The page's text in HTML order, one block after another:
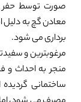
صورت توسط حفر
معادن گچ به دلیل
برداری می شود.
مرغوبترین و
منجر به احداث و
ساختمانی